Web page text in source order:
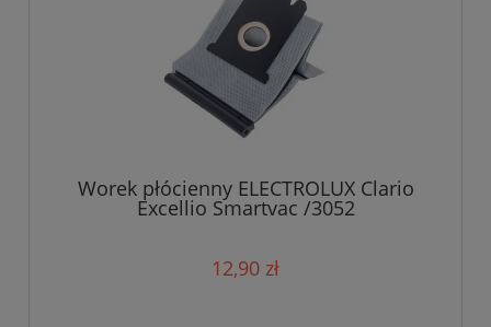
Worek płócienny ELECTROLUX Clario
Excellio Smartvac /3052
12,90 zł